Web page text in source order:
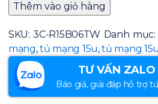
Thêm vào giỏ hàng
SKU:3C-R15B06TW Danh mục:
mạng,tủ mạng 15u,tủ mạng
TƯ VẤN ZALO
Báo giá, giải đáp hỗ trợ